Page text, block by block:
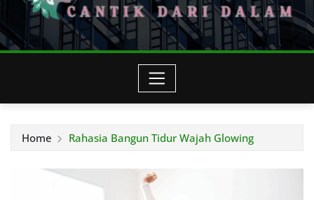
Home Rahasia Bangun Tidur Wajah Glowing